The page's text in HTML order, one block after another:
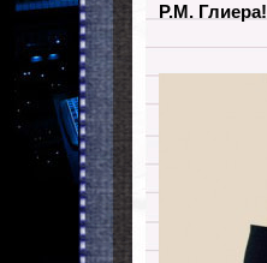
Р.М. Глиера!